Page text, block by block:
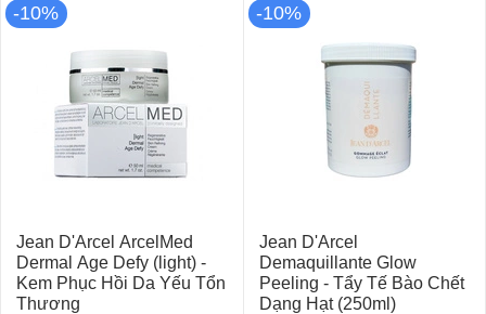
-10%
Jean D'Arcel ArcelMed
Dermal Age Defy (light) -
Kem Phục Hồi Da Yếu Tổn
Thương
-10%
Jean D'Arcel
Demaquillante Glow
Peeling - Tẩy Tế Bào Chết
Dạng Hạt (250ml)